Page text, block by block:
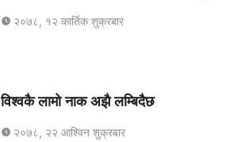
२०७८, १२ कार्तिक शुक्रबार
विश्वकै लामो नाक अझै लम्बिदैछ
२०७८, २२ आश्विन शुक्रबार